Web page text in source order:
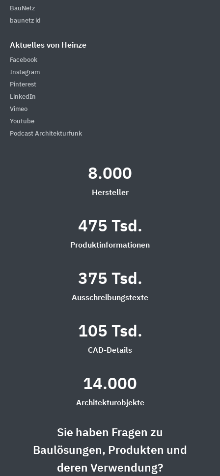
BauNetz
baunetz id
Aktuelles von Heinze
Facebook
Instagram
Pinterest
LinkedIn
Vimeo
Youtube
Podcast Architekturfunk
8.000
Hersteller
475 Tsd.
Produktinformationen
375 Tsd.
Ausschreibungstexte
105 Tsd.
CAD-Details
14.000
Architekturobjekte
Sie haben Fragen zu
Baulösungen, Produkten und
deren Verwendung?